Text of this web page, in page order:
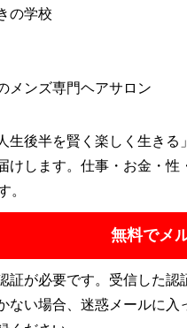
じて、髪の印象について講
達。合格率5％とも言われ
別名「名古屋のイケメン製
の学校
メンズ専門ヘアサロン
生後半を賢く楽しく生き
けします。仕事・お金・
。
無料でメ
が必要です。受信した認
ない場合、迷惑メールに入